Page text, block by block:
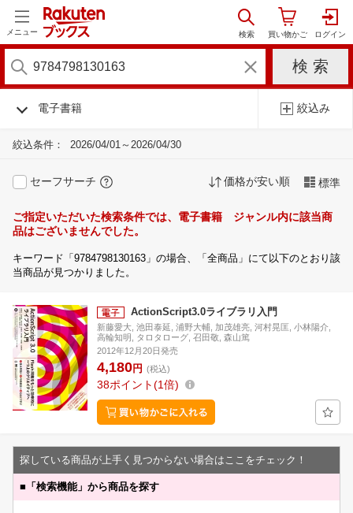
メニュー
電子書籍 絞込み
絞込条件： 2026/04/01～2026/04/30
セーフサーチ 価格が安い順 標準
ご指定いただいた検索条件では、電子書籍 ジャンル内に該当商
品はございませんでした。
キーワード「9784798130163」の場合、「全商品」にて以下のとおり該
当商品が見つかりました。
ActionScript3.0ライブラリ入門
新藤愛大, 池田泰延, 浦野大輔, 加茂雄亮, 河村晃匡, 小林陽介,
高輪知明, タロタローグ, 召田敬, 森山篤
2012年12月20日発売
4,180円 (税込)
38ポイント 1倍
探している商品が上手く見つからない場合はここをチェック！
■ 「検索機能」から商品を探す